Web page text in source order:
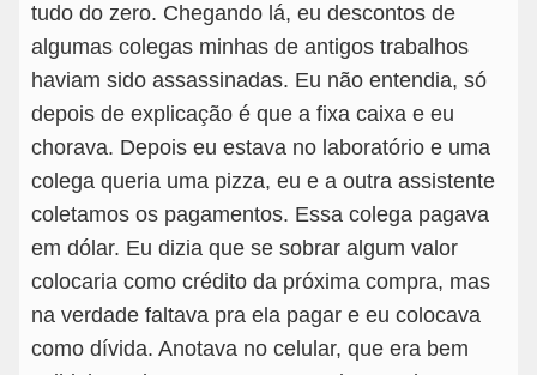
tudo do zero. Chegando lá, eu descontos de
algumas colegas minhas de antigos trabalhos
haviam sido assassinadas. Eu não entendia, só
depois de explicação é que a fixa caixa e eu
chorava. Depois eu estava no laboratório e uma
colega queria uma pizza, eu e a outra assistente
coletamos os pagamentos. Essa colega pagava
em dólar. Eu dizia que se sobrar algum valor
colocaria como crédito da próxima compra, mas
na verdade faltava pra ela pagar e eu colocava
como dívida. Anotava no celular, que era bem